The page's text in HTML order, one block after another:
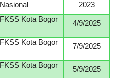
Nasional
2023
FKSS Kota Bogor 4/9/2025
FKSS Kota Bogor 7/9/2025
FKSS Kota Bogor 5/9/2025